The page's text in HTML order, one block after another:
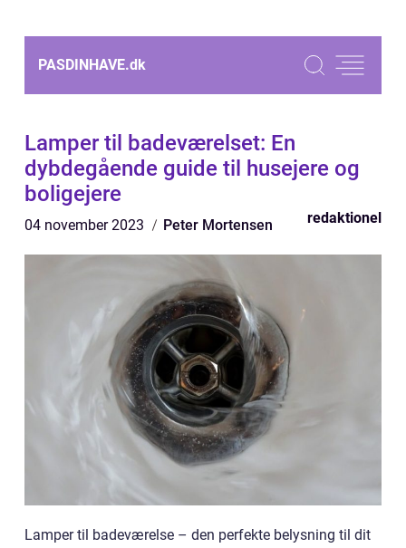
PASDINHAVE.dk
Lamper til badeværelset: En
dybdegående guide til husejere og
boligejere
04 november 2023 Peter Mortensen redaktionel
Lamper til badeværelse – den perfekte belysning til dit